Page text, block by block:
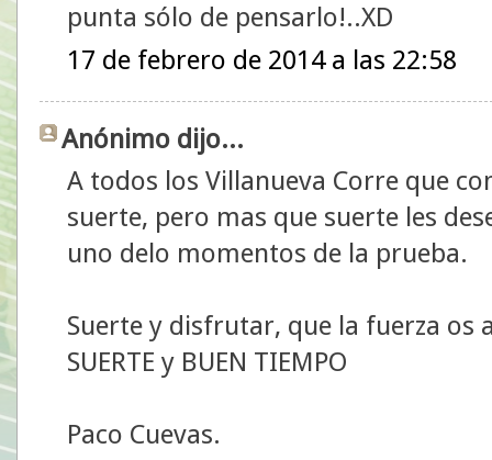
punta sólo de pensarlo!..XD
17 de febrero de 2014 a las 22:58
Anónimo dijo...
A todos los Villanueva Corre que
suerte, pero mas que suerte les
uno delo momentos de la prueba.
Suerte y disfrutar, que la fuerza os
SUERTE y BUEN TIEMPO
Paco Cuevas.